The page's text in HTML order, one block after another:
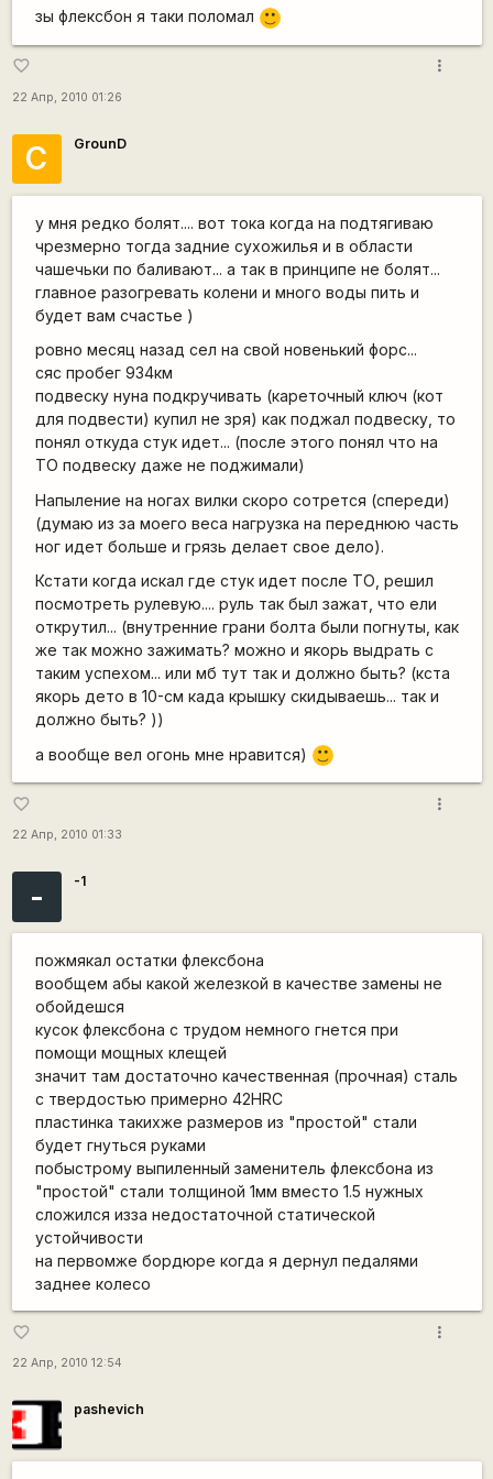
зы флексбон я таки поломал :)
favorite_border
22 Апр, 2010 01:26
more_vert
С GrounD
у мня редко болят.... вот тока когда на подтягиваю
чрезмерно тогда задние сухожилья и в области
чашечьки по баливают... а так в принципе не болят...
главное разогревать колени и много воды пить и
будет вам счастье )
ровно месяц назад сел на свой новенький форс...
сяс пробег 934км
подвеску нуна подкручивать (кареточный ключ (кот
для подвести) купил не зря) как поджал подвеску, то
понял откуда стук идет... (после этого понял что на
ТО подвеску даже не поджимали)
Напыление на ногах вилки скоро сотрется (спереди)
(думаю из за моего веса нагрузка на переднюю часть
ног идет больше и грязь делает свое дело).
Кстати когда искал где стук идет после ТО, решил
посмотреть рулевую.... руль так был зажат, что ели
открутил... (внутренние грани болта были погнуты, как
же так можно зажимать? можно и якорь выдрать с
таким успехом... или мб тут так и должно быть? (кста
якорь дето в 10-см када крышку скидываешь... так и
должно быть? ))
а вообще вел огонь мне нравится)
:)
favorite_border
22 Апр, 2010 01:33
more_vert
- -1
пожмякал остатки флексбона
вообщем абы какой железкой в качестве замены не
обойдешся
кусок флексбона с трудом немного гнется при
помощи мощных клещей
значит там достаточно качественная (прочная) сталь
с твердостью примерно 42HRC
пластинка такихже размеров из "простой" стали
будет гнуться руками
побыстрому выпиленный заменитель флексбона из
"простой" стали толщиной 1мм вместо 1.5 нужных
сложился изза недостаточной статической
устойчивости
на первомже бордюре когда я дернул педалями
заднее колесо
favorite_border
22 Апр, 2010 12:54
more_vert
pashevich